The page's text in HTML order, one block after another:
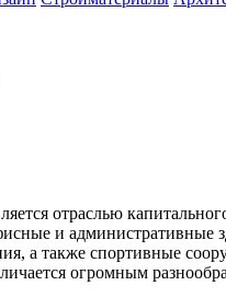
отраслью
и административные
а также спортивные
огромным